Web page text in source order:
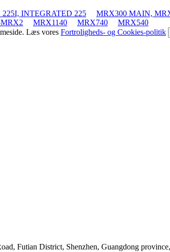
INTEGRATED 225 MRX300 MAIN,
MRX1140 MRX740
MRX540
Læs vores Fortroligheds- og Cookies-politik
Futian District, Shenzhen, Guangdong